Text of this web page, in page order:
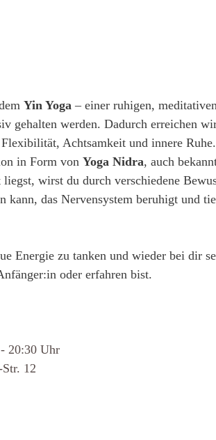
Yin Yoga – einer ruhigen,
gehalten werden. Dadurch erreichen
Achtsamkeit und innere Ruhe.
in Form von Yoga Nidra, auch
wirst du durch verschiedene
kann, das Nervensystem beruhigt und
Energie zu tanken und wieder bei dir
oder erfahren bist.
- 20:30 Uhr
12